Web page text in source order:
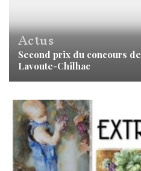
Actus
Second prix du concours
Lavoute-Chilhac